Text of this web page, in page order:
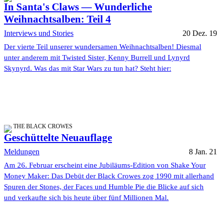
In Santa's Claws — Wunderliche
Weihnachtsalben: Teil 4
Interviews und Stories 20 Dez. 19
Der vierte Teil unserer wundersamen Weihnachtsalben! Diesmal
unter anderem mit Twisted Sister, Kenny Burrell und Lynyrd
Skynyrd. Was das mit Star Wars zu tun hat? Steht hier:
THE BLACK CROWES
Geschüttelte Neuauflage
Meldungen 8 Jan. 21
Am 26. Februar erscheint eine Jubiläums-Edition von Shake Your
Money Maker: Das Debüt der Black Crowes zog 1990 mit allerhand
Spuren der Stones, der Faces und Humble Pie die Blicke auf sich
und verkaufte sich bis heute über fünf Millionen Mal.